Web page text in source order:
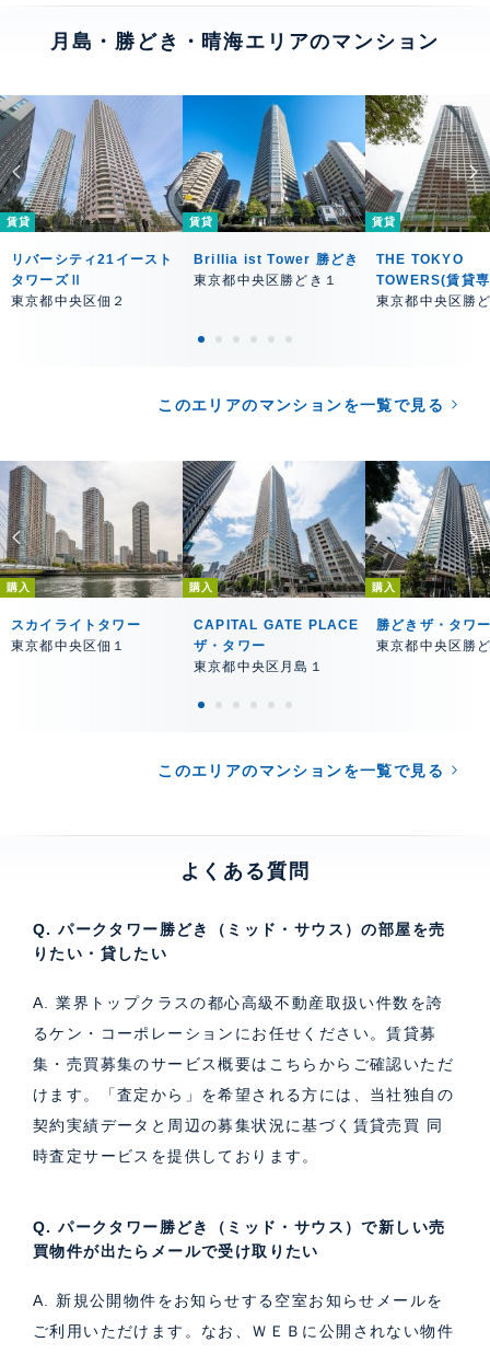
月島・勝どき・晴海エリアのマンション
賃貸
リバーシティ21イースト
タワーズⅡ
東京都中央区佃２
賃貸
Brillia ist Tower 勝どき
東京都中央区勝どき１
賃貸
THE TOKYO
TOWERS(賃貸
東京都中央区勝
このエリアのマンションを一覧で見る
購入
スカイライトタワー
東京都中央区佃１
購入
CAPITAL GATE PLACE
ザ・タワー
東京都中央区月島１
購入
勝どきザ・タワ
東京都中央区勝
このエリアのマンションを一覧で見る
よくある質問
Q. パークタワー勝どき（ミッド・サウス）の部屋を売
りたい・貸したい
A. 業界トップクラスの都心高級不動産取扱い件数を誇
るケン・コーポレーションにお任せください。賃貸募
集・売買募集のサービス概要はこちら からご確認いただ
けます。「査定から」を希望される方には、当社独自の
契約実績データと周辺の募集状況に基づく 賃貸売買 同
時査定サービス を提供しております。
Q. パークタワー勝どき（ミッド・サウス）で新しい売
買物件が出たらメールで受け取りたい
A. 新規公開物件をお知らせする空室お知らせメールを
ご利用いただけます。なお、ＷＥＢに公開されない物件